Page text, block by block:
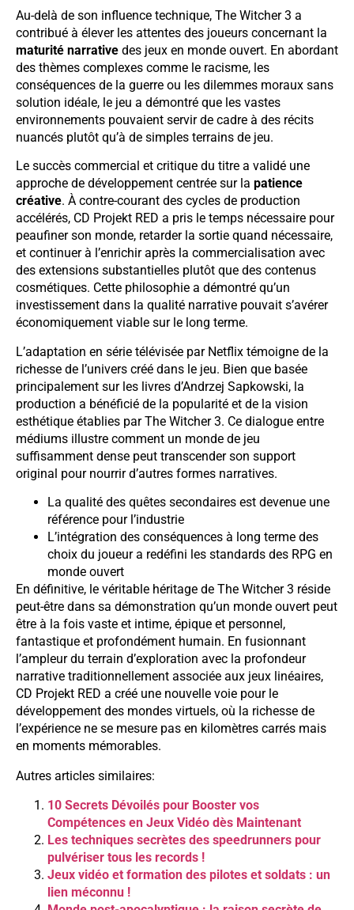
Au-delà de son influence technique, The Witcher 3 a
contribué à élever les attentes des joueurs concernant la
maturité narrative des jeux en monde ouvert. En abordant
des thèmes complexes comme le racisme, les
conséquences de la guerre ou les dilemmes moraux sans
solution idéale, le jeu a démontré que les vastes
environnements pouvaient servir de cadre à des récits
nuancés plutôt qu’à de simples terrains de jeu.
Le succès commercial et critique du titre a validé une
approche de développement centrée sur la patience
créative. À contre-courant des cycles de production
accélérés, CD Projekt RED a pris le temps nécessaire pour
peaufiner son monde, retarder la sortie quand nécessaire,
et continuer à l’enrichir après la commercialisation avec
des extensions substantielles plutôt que des contenus
cosmétiques. Cette philosophie a démontré qu’un
investissement dans la qualité narrative pouvait s’avérer
économiquement viable sur le long terme.
L’adaptation en série télévisée par Netflix témoigne de la
richesse de l’univers créé dans le jeu. Bien que basée
principalement sur les livres d’Andrzej Sapkowski, la
production a bénéficié de la popularité et de la vision
esthétique établies par The Witcher 3. Ce dialogue entre
médiums illustre comment un monde de jeu
suffisamment dense peut transcender son support
original pour nourrir d’autres formes narratives.
La qualité des quêtes secondaires est devenue une
référence pour l’industrie
L’intégration des conséquences à long terme des
choix du joueur a redéfini les standards des RPG en
monde ouvert
En définitive, le véritable héritage de The Witcher 3 réside
peut-être dans sa démonstration qu’un monde ouvert peut
être à la fois vaste et intime, épique et personnel,
fantastique et profondément humain. En fusionnant
l’ampleur du terrain d’exploration avec la profondeur
narrative traditionnellement associée aux jeux linéaires,
CD Projekt RED a créé une nouvelle voie pour le
développement des mondes virtuels, où la richesse de
l’expérience ne se mesure pas en kilomètres carrés mais
en moments mémorables.
Autres articles similaires:
10 Secrets Dévoilés pour Booster vos
Compétences en Jeux Vidéo dès Maintenant
Les techniques secrètes des speedrunners pour
pulvériser tous les records !
Jeux vidéo et formation des pilotes et soldats : un
lien méconnu !